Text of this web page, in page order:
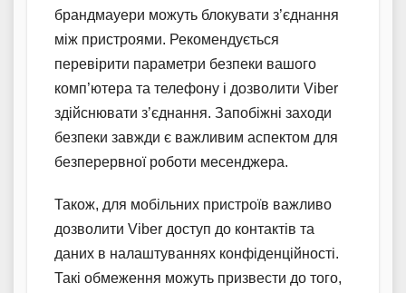
брандмауери можуть блокувати з’єднання
між пристроями. Рекомендується
перевірити параметри безпеки вашого
комп’ютера та телефону і дозволити Viber
здійснювати з’єднання. Запобіжні заходи
безпеки завжди є важливим аспектом для
безперервної роботи месенджера.
Також, для мобільних пристроїв важливо
дозволити Viber доступ до контактів та
даних в налаштуваннях конфіденційності.
Такі обмеження можуть призвести до того,